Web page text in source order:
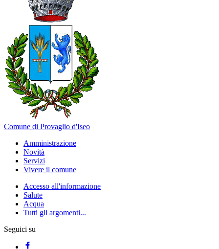
Comune di Provaglio d'Iseo
Amministrazione
Novità
Servizi
Vivere il comune
Accesso all'informazione
Salute
Acqua
Tutti gli argomenti...
Seguici su